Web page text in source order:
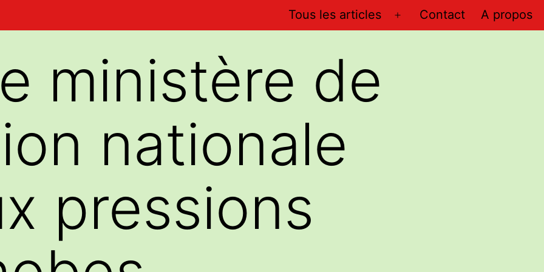
Tous les articles
Ouvrir
Contact A propos
ministère de
nationale
pressions